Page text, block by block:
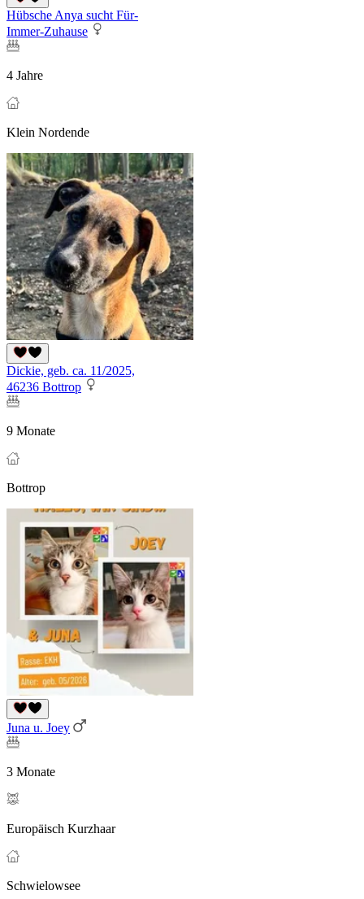
Hübsche Anya sucht Für-
Immer-Zuhause
4 Jahre
Klein Nordende
Dickie, geb. ca. 11/2025,
46236 Bottrop
9 Monate
Bottrop
Juna u. Joey
3 Monate
Europäisch Kurzhaar
Schwielowsee